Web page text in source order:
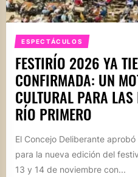
ESPECTÁCULOS
FESTIRÍO 2026 YA
CONFIRMADA: UN
CULTURAL PARA
RÍO PRIMERO
El Concejo Deliberante
para la nueva edición del
13 y 14 de noviembre con...